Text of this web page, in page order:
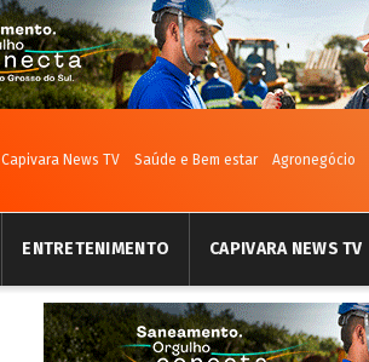
Capivara News TV Saúde e Bem estar Agronegócio
ENTRETENIMENTO CAPIVARA NEWS TV